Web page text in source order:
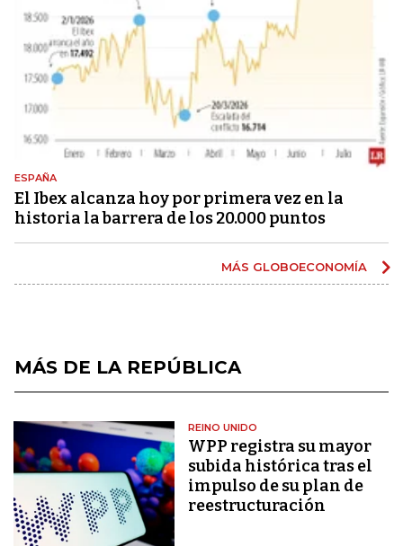
ESPAÑA
El Ibex alcanza hoy por primera vez en la
historia la barrera de los 20.000 puntos
MÁS GLOBOECONOMÍA
MÁS DE LA REPÚBLICA
REINO UNIDO
WPP registra su mayor
subida histórica tras el
impulso de su plan de
reestructuración